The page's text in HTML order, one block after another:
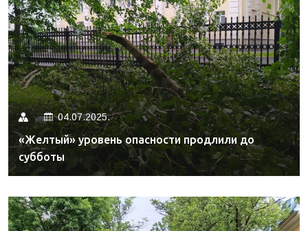
04.07.2025.
«Желтый» уровень опасности продлили до
субботы